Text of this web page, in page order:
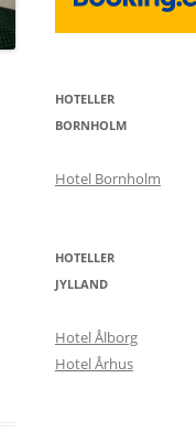
HOTELLER
BORNHOLM
Hotel Bornholm
HOTELLER
JYLLAND
Hotel Ålborg
Hotel Århus